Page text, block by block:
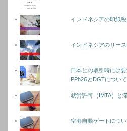
インドネシアの印紙
インドネシアのリー
日本との取引時には
PPh26とDGTについて
就労許可（IMTA）と
空港自動ゲートについ